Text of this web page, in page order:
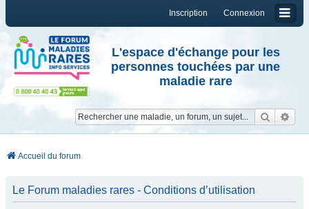
Connexion
Inscription
L'espace d'échange pour les
personnes touchées par une
maladie rare
Accueil du forum
Le Forum maladies rares - Conditions d’utilisation